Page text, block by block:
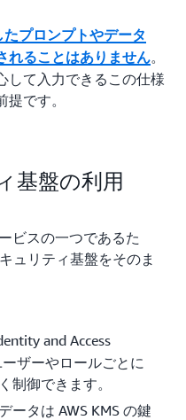
たプロンプトやデータ
れることはありません。
して入力できるこの仕様
です。
基盤の利用
ビスの一つであるた
ュリティ基盤をそのま
and Access
ザーやロールごとに
制御できます。
ータは AWS KMS の鍵